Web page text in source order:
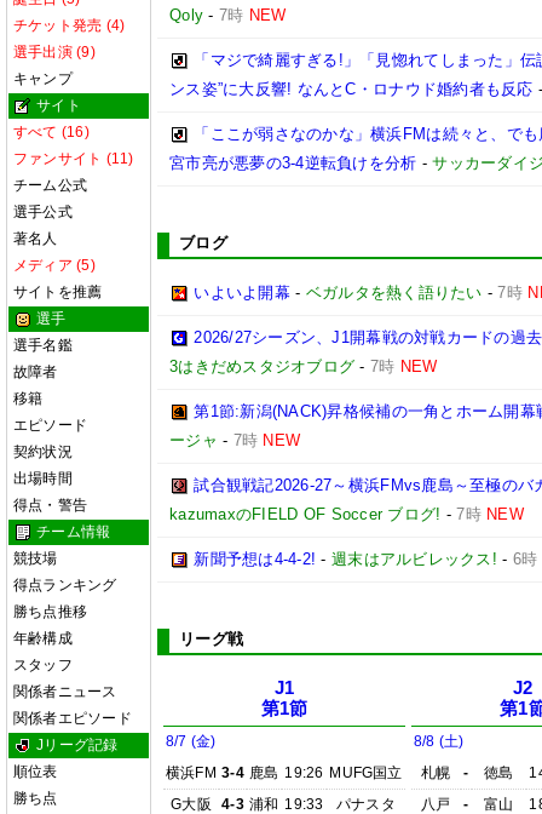
チケット発売 (4)
選手出演 (9)
キャンプ
サイト
すべて (16)
ファンサイト (11)
チーム公式
選手公式
著名人
メディア (5)
サイトを推薦
選手
選手名鑑
故障者
移籍
エピソード
契約状況
出場時間
得点・警告
チーム情報
競技場
得点ランキング
勝ち点推移
年齢構成
スタッフ
関係者ニュース
関係者エピソード
Jリーグ記録
順位表
勝ち点
Qoly - 7時 NEW
「マジで綺麗すぎる!」「見惚れてしまった」
ンス姿”に大反響! なんとC・ロナウド婚約者も反応
「ここが弱さなのかな」横浜FMは続々と、で
宮市亮が悪夢の3-4逆転負けを分析 -サッカーダイ
ブログ
いよいよ開幕- ベガルタを熱く語りたい -7時
2026/27シーズン、J1開幕戦の対戦カードの過
3はきだめスタジオブログ -7時 NEW
第1節:新潟(NACK)昇格候補の一角とホーム開幕
ージャ - 7時 NEW
試合観戦記2026-27～横浜FMvs鹿島～至極の
kazumaxのFIELD OF Soccer ブログ! -7時 NEW
新聞予想は4-4-2! -週末はアルビレックス! - 6時
リーグ戦
J1
第1節
8/7 (金)
横浜FM 3-4 鹿島 19:26 MUFG国立
G大阪
4-3 浦和 19:33
パナスタ
J2
第1
8/8 (土)
札幌
- 徳島
八戸
- 富山